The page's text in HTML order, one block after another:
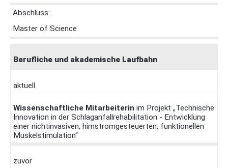
Abschluss:
Master of Science
Berufliche und akademische Laufbahn
aktuell
Wissenschaftliche Mitarbeiterin im Projekt „Technische
Innovation in der Schlaganfallrehabilitation - Entwicklung
einer nichtinvasiven, hirnstromgesteuerten, funktionellen
Muskelstimulation“
zuvor